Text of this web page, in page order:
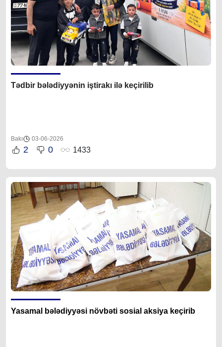
Tədbir bələdiyyənin iştirakı ilə keçirilib
Bakı 03-06-2026
2 0 1433
Yasamal bələdiyyəsi növbəti sosial aksiya keçirib